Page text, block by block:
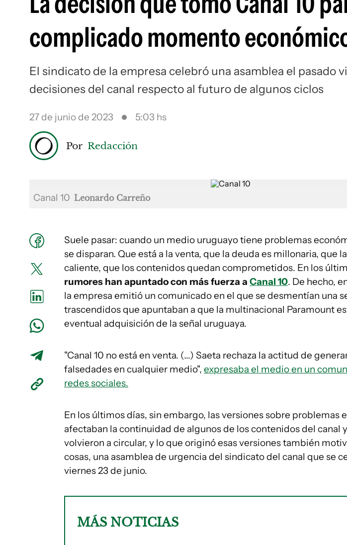
complicado momento
El sindicato de la empresa celebró una asamblea el pasado
decisiones del canal respecto al futuro de algunos ciclos
27 de junio de 2023 5:03 hs
Por Redacción
Canal 10 Leonardo Carreño
Suele pasar: cuando un medio uruguayo tiene problemas
se disparan. Que está a la venta, que la deuda es millonaria, que
caliente, que los contenidos quedan comprometidos. En los
rumores han apuntado con más fuerza a Canal 10. De hecho,
la empresa emitió un comunicado en el que se desmentían una
trascendidos que apuntaban a que la multinacional Paramount
eventual adquisición de la señal uruguaya.
"Canal 10 no está en venta. (...) Saeta rechaza la actitud de
falsedades en cualquier medio", expresaba el medio en un
redes sociales.
En los últimos días, sin embargo, las versiones sobre problemas
afectaban la continuidad de algunos de los contenidos del canal
volvieron a circular, y lo que originó esas versiones también
cosas, una asamblea de urgencia del sindicato del canal que se
viernes 23 de junio.
MÁS NOTICIAS